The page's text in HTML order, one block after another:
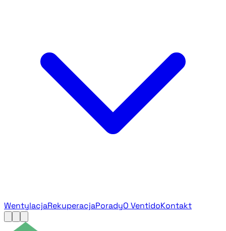
WentylacjaRekuperacjaPoradyO VentidoKontakt